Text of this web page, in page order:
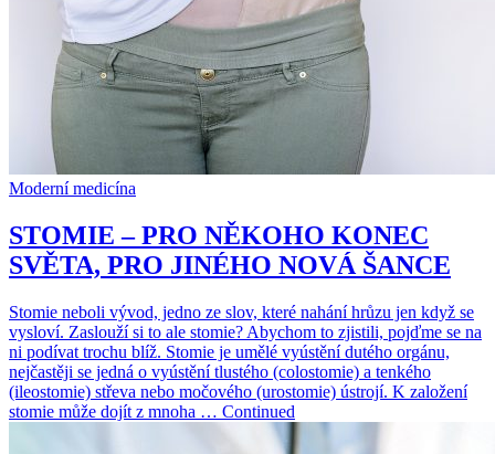
Moderní medicína
STOMIE – PRO NĚKOHO KONEC
SVĚTA, PRO JINÉHO NOVÁ ŠANCE
Stomie neboli vývod, jedno ze slov, které nahání hrůzu jen když se
vysloví. Zaslouží si to ale stomie? Abychom to zjistili, pojďme se na
ni podívat trochu blíž. Stomie je umělé vyústění dutého orgánu,
nejčastěji se jedná o vyústění tlustého (colostomie) a tenkého
(ileostomie) střeva nebo močového (urostomie) ústrojí. K založení
stomie může dojít z mnoha … Continued